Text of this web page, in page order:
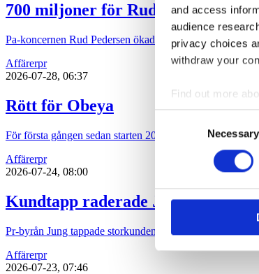
and access
audience
privacy choices
withdraw your
Find out more
We use cookies
information
other
Selection
Necessary
700 miljoner för Rud Pedersen
Pa-koncernen Rud Pedersen ökade under 2025 både
Affärerpr
2026-07-28, 06:37
Rött för Obeya
För första gången sedan starten 2015 har pr-byrån
Affärerpr
2026-07-24, 08:00
Kundtapp raderade Jungs
Pr-byrån Jung tappade storkunden P&G och det syns
Affärerpr
2026-07-23, 07:46